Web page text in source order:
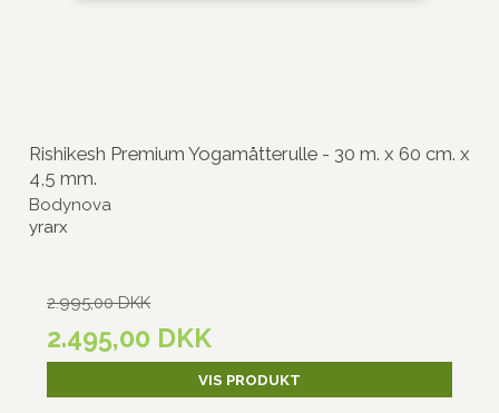
Rishikesh Premium Yogamåtterulle - 30 m. x 60 cm. x
4,5 mm.
Bodynova
yrarx
2.995,00 DKK
2.495,00 DKK
VIS PRODUKT